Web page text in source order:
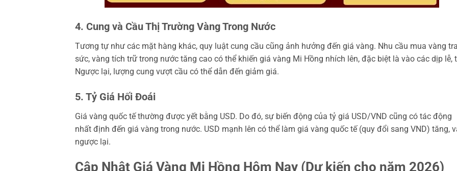
4. Cung và Cầu Thị Trường Vàng Trong Nước
Tương tự như các mặt hàng khác, quy luật cung cầu cũng ảnh hưởng đến giá vàng. Nhu cầu mua vàng
sức, vàng tích trữ trong nước tăng cao có thể khiến giá vàng Mi Hồng nhích lên, đặc biệt là vào các dịp lễ,
Ngược lại, lượng cung vượt cầu có thể dẫn đến giảm giá.
5. Tỷ Giá Hối Đoái
Giá vàng quốc tế thường được yết bằng USD. Do đó, sự biến động của tỷ giá USD/VND cũng có tác động
nhất định đến giá vàng trong nước. USD mạnh lên có thể làm giá vàng quốc tế (quy đổi sang VND) tăng,
ngược lại.
Cập Nhật Giá Vàng Mi Hồng Hôm Nay (Dự kiến cho năm 2026)